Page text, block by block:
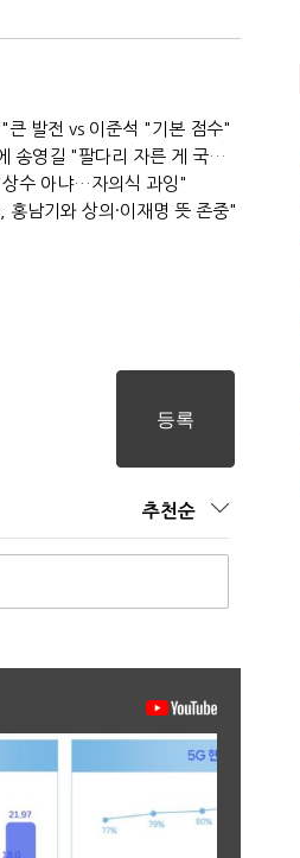
발전 vs 이준석 "기본 점수"
이준석 "공수처, 무능 입증" 지적에 송영길 "팔다리 자른 게 국민의힘"
수 아냐…자의식 과잉"
남기와 상의·이재명 뜻 존중"
추천순